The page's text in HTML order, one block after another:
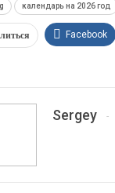
календарь на 2026 год
Facebook
Sergey